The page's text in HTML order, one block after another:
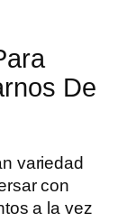
De
variedad
con
a la vez